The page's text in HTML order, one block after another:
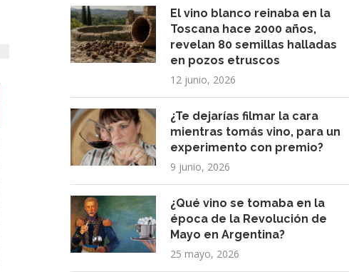
El vino blanco reinaba en la
Toscana hace 2000 años,
revelan 80 semillas halladas
en pozos etruscos
12 junio, 2026
¿Te dejarías filmar la cara
mientras tomás vino, para un
experimento con premio?
9 junio, 2026
¿Qué vino se tomaba en la
época de la Revolución de
Mayo en Argentina?
25 mayo, 2026